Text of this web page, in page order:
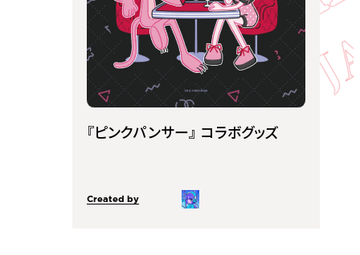
『ピンクパンサー』 コラボグッズ
Created by